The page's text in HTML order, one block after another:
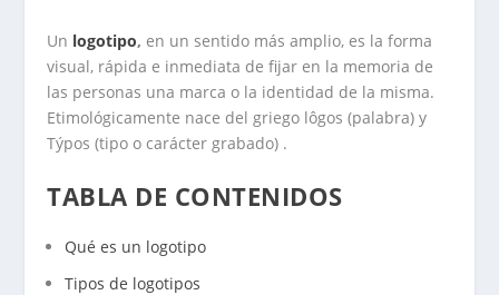
Un logotipo, en un sentido más amplio, es la forma
visual, rápida e inmediata de fijar en la memoria de
las personas una marca o la identidad de la misma.
Etimológicamente nace del griego lôgos (palabra) y
Týpos (tipo o carácter grabado) .
TABLA DE CONTENIDOS
Qué es un logotipo
Tipos de logotipos